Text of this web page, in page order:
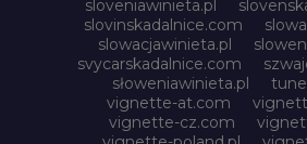
sloveniawinieta.pl
slovinskadalnice.com
slowacjawinieta.pl
svycarskadalnice.com
słoweniawinieta.pl
vignette-at.com
vignette-cz.com